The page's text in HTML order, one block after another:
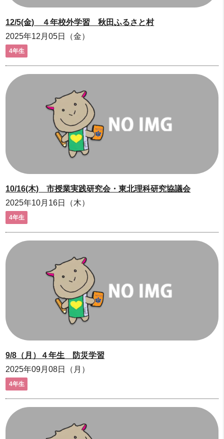
12/5(金) ４年校外学習 秋田ふるさと村
2025年12月05日（金）
4年生
10/16(木) 市授業実践研究会・東北理科研究協議会
2025年10月16日（木）
4年生
9/8（月）４年生 防災学習
2025年09月08日（月）
4年生